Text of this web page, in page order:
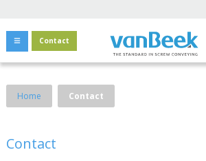
Contact
Home Contact
Contact